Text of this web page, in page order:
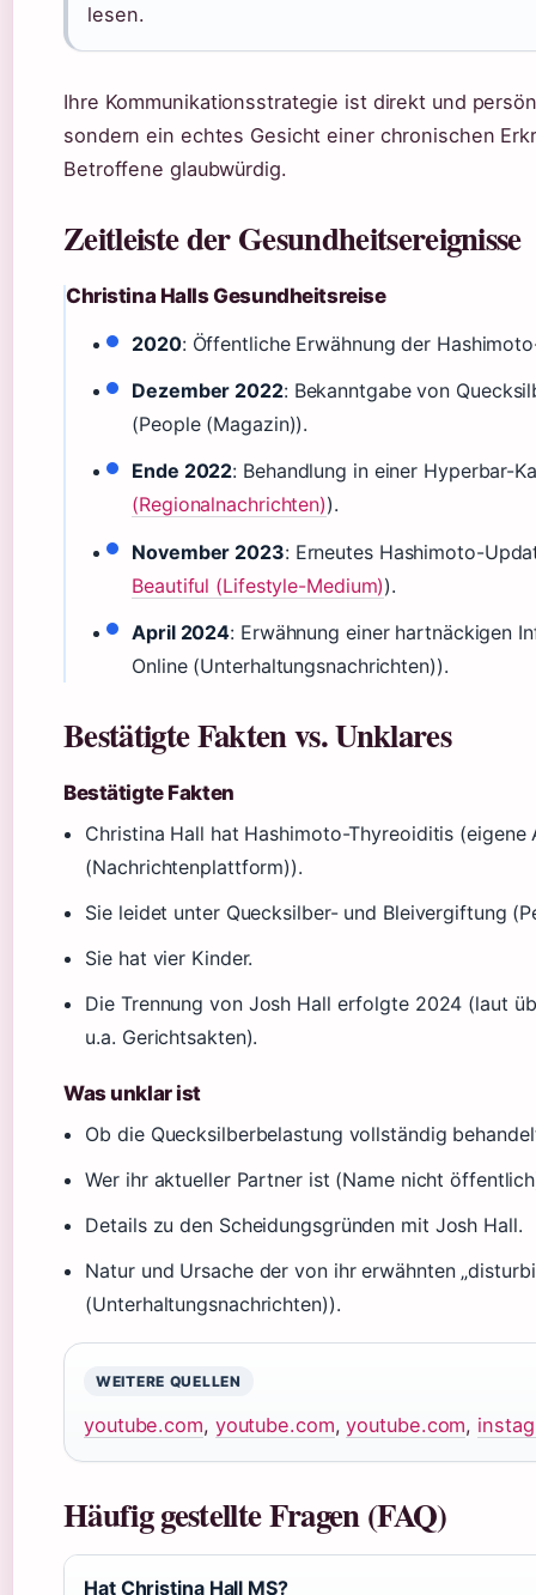
lesen.
Ihre Kommunikationsstrategie ist direkt und
sondern ein echtes Gesicht einer chronischen
Betroffene glaubwürdig.
Zeitleiste der Gesundheitsereignisse
Christina Halls Gesundheitsreise
2020: Öffentliche Erwähnung der
Dezember 2022: Bekanntgabe von
(People (Magazin)).
Ende 2022: Behandlung in einer Hyperbar-
(Regionalnachrichten)).
November 2023: Erneutes Hashimoto-
Beautiful (Lifestyle-Medium)).
April 2024: Erwähnung einer hartnäckigen
Online (Unterhaltungsnachrichten)).
Bestätigte Fakten vs. Unklares
Bestätigte Fakten
Christina Hall hat Hashimoto-Thyreoiditis (eigene
(Nachrichtenplattform)).
Sie leidet unter Quecksilber- und Bleivergiftung
Sie hat vier Kinder.
Die Trennung von Josh Hall erfolgte 2024 (laut
u.a. Gerichtsakten).
Was unklar ist
Ob die Quecksilberbelastung vollständig
Wer ihr aktueller Partner ist (Name nicht
Details zu den Scheidungsgründen mit Josh Hall.
Natur und Ursache der von ihr erwähnten
(Unterhaltungsnachrichten)).
WEITERE QUELLEN
youtube.com, youtube.com,youtube.com,
Häufig gestellte Fragen (FAQ)
Hat Christina Hall MS?